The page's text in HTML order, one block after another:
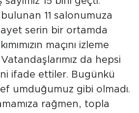
11 salonumuza
serin bir ortamda
maçını izleme
Vatandaşlarımız da hepsi
ifade ettiler. Bugünkü
umduğumuz gibi olmadı.
rağmen, topla